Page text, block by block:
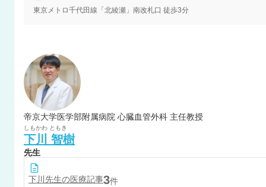
東京メトロ千代田線「北綾瀬」南改札口 徒歩3分
帝京大学医学部附属病院 心臓血管外科 主任教授
しもかわ ともき
下川 智樹
先生
下川 先生の医療記事3件